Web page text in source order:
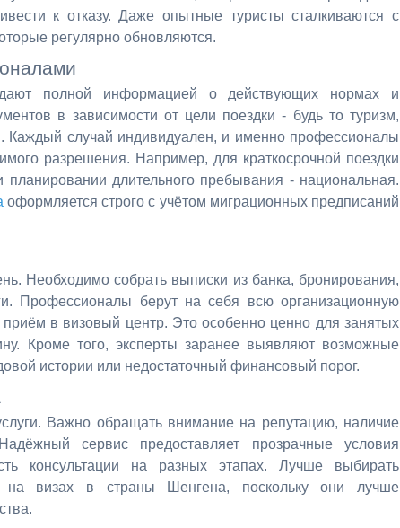
к отказу. Даже опытные туристы сталкиваются с
регулярно обновляются.
полной информацией о действующих нормах и
в зависимости от цели поездки - будь то туризм,
Каждый случай индивидуален, и именно профессионалы
разрешения. Например, для краткосрочной поездки
длительного пребывания - национальная.
оформляется строго с учётом миграционных предписаний
Необходимо собрать выписки из банка, бронирования,
Профессионалы берут на себя всю организационную
приём в визовый центр. Это особенно ценно для занятых
Кроме того, эксперты заранее выявляют возможные
истории или недостаточный финансовый порог.
Важно обращать внимание на репутацию, наличие
сервис предоставляет прозрачные условия
консультации на разных этапах. Лучше выбирать
на визах в страны Шенгена, поскольку они лучше